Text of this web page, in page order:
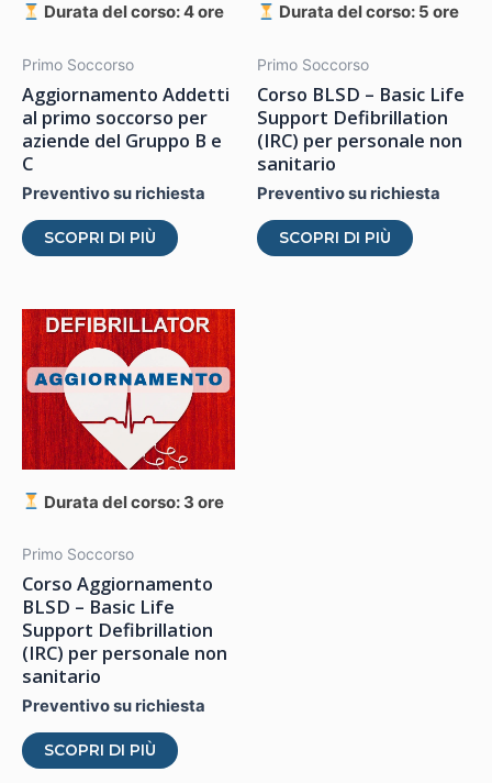
Durata del corso: 4 ore
Primo Soccorso
Aggiornamento Addetti
al primo soccorso per
aziende del Gruppo B e
C
Preventivo su richiesta
SCOPRI DI PIÙ
più
varianti.
Le
opzioni
possono
essere
scelte
del
Durata del corso: 5 ore
Primo Soccorso
Corso BLSD – Basic Life
Support Defibrillation
(IRC) per personale non
sanitario
Preventivo su richiesta
SCOPRI DI PIÙ
Durata del corso: 3 ore
Primo Soccorso
Corso Aggiornamento
BLSD – Basic Life
Support Defibrillation
(IRC) per personale non
sanitario
Preventivo su richiesta
SCOPRI DI PIÙ